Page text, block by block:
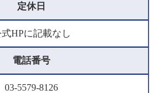
定休日
HPに記載なし
電話番号
03-5579-8126